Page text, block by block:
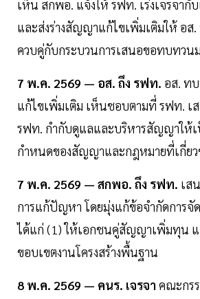
เห็น สกพอ. แจ้งให้ รฟท. เร่งเจรจากั
และส่งร่างสัญญาแก้ไขเพิ่มเติมให้ อส
ควบคู่กับกระบวนการเสนอขอทบทวน
7 พ.ค. 2569 — อส. ถึง รฟท. อส. ท
แก้ไขเพิ่มเติม เห็นชอบตามที่ รฟท. เ
รฟท. กำกับดูแลและบริหารสัญญาให้
กำหนดของสัญญาและกฎหมายที่เกี่ยว
7 พ.ค. 2569 — สกพอ. ถึง รฟท. เส
การแก้ปัญหา โดยมุ่งแก้ข้อจำกัดการจั
ได้แก่ (1) ให้เอกชนคู่สัญญาเพิ่มทุน
ขอบเขตงานโครงสร้างพื้นฐาน
8 พ.ค. 2569 — คนร. เจรจา คณะกร